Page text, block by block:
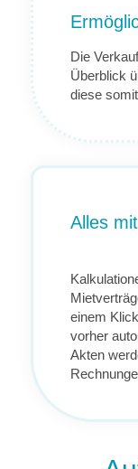
Die
Überblick
diese
Alles
einem
vorher
Akten